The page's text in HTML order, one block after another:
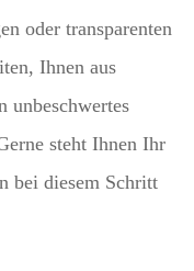
oder transparenten
Ihnen aus
unbeschwertes
steht Ihnen Ihr
bei diesem Schritt